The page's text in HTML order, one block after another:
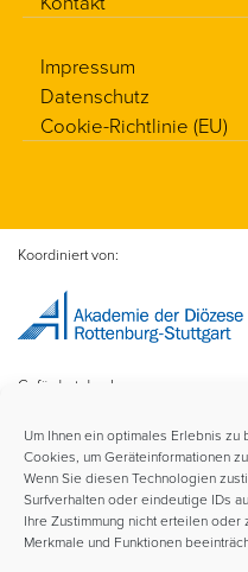
Um Ihnen ein optimales Erlebnis
Cookies, um Geräteinformationen
Wenn Sie diesen Technologien
Surfverhalten oder eindeutige IDs
Ihre Zustimmung nicht erteilen
Merkmale und Funktionen
Impressum
Datenschutz
Cookie-Richtlinie (EU)
Koordiniert von:
Gefördert durch: